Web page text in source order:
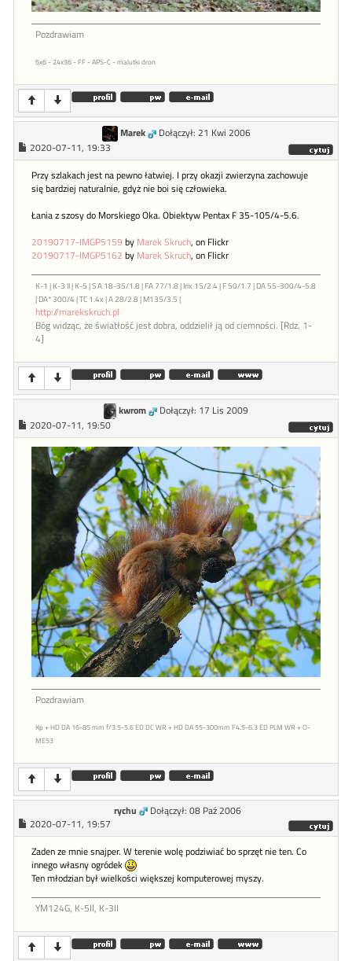
Pozdrawiam
6x6 - 24x36 - FF - APS-C - malutki dron
Marek
Dołączył: 21 Kwi 2006
2020-07-11, 19:33
Przy szlakach jest na pewno łatwiej. I przy okazji zwierzyna zachowuje
się bardziej naturalnie, gdyż nie boi się człowieka.
Łania z szosy do Morskiego Oka. Obiektyw Pentax F 35-105/4-5.6.
20190717-IMGP5159 by Marek Skruch, on Flickr
20190717-IMGP5162 by Marek Skruch, on Flickr
K-1 | K-3 II | K-5 | S A 18-35/1.8 | FA 77/1.8 | Irix 15/2.4 | F 50/1.7 | DA 55-300/4-5.8
| DA* 300/4 | TC 1.4x | A 28/2.8 | M135/3.5 |
http://marekskruch.pl
Bóg widząc, że światłość jest dobra, oddzielił ją od ciemności. [Rdz. 1-
4]
kwrom
Dołączył: 17 Lis 2009
2020-07-11, 19:50
Pozdrawiam
Kp + HD DA 16-85 mm f/3.5-5.6 ED DC WR + HD DA 55-300mm F4.5-6.3 ED PLM WR + O-
ME53
rychu
Dołączył: 08 Paź 2006
2020-07-11, 19:57
Zaden ze mnie snajper. W terenie wolę podziwiać bo sprzęt nie ten. Co
innego własny ogródek
Ten młodzian był wielkości większej komputerowej myszy.
YM124G, K-5II, K-3II